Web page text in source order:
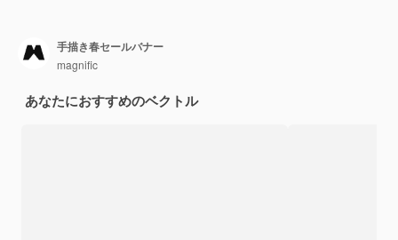
手描き春セールバナー
magnific
あなたにおすすめのベクトル